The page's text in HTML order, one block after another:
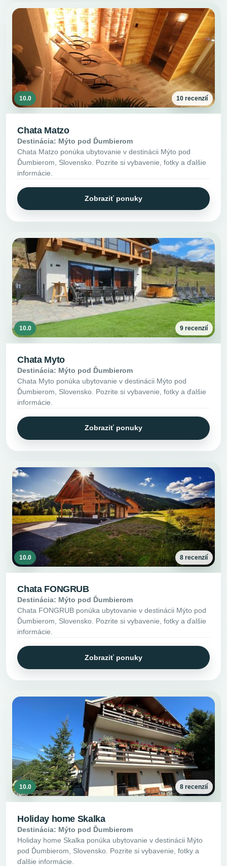
10.0 10 recenzií
Chata Matzo
Destinácia: Mýto pod Ďumbierom
Chata Matzo ponúka ubytovanie v destinácii Mýto pod
Ďumbierom, Slovensko. Pozrite si vybavenie, fotky a ďalšie
informácie.
Zobraziť ponuky
10.0 9 recenzií
Chata Myto
Destinácia: Mýto pod Ďumbierom
Chata Myto ponúka ubytovanie v destinácii Mýto pod
Ďumbierom, Slovensko. Pozrite si vybavenie, fotky a ďalšie
informácie.
Zobraziť ponuky
10.0 8 recenzií
Chata FONGRUB
Destinácia: Mýto pod Ďumbierom
Chata FONGRUB ponúka ubytovanie v destinácii Mýto pod
Ďumbierom, Slovensko. Pozrite si vybavenie, fotky a ďalšie
informácie.
Zobraziť ponuky
10.0 8 recenzií
Holiday home Skalka
Destinácia: Mýto pod Ďumbierom
Holiday home Skalka ponúka ubytovanie v destinácii Mýto
pod Ďumbierom, Slovensko. Pozrite si vybavenie, fotky a
ďalšie informácie.